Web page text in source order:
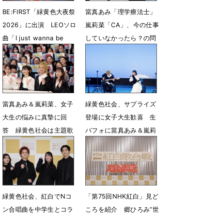
BE:FIRST「緑黄色大夜祭
2026」に出演 LEOソロ
曲「I just wanna be
myself」SPコラボ
4月27日 17時29分
當真あみ「理学療法士」
嵐莉菜「CA」、今の仕事
していなかったら？の問
3月4日 08時58分
當真あみ＆嵐莉菜、女子
大生の悩みに真摯に回
答 緑黄色社会は主題歌
を生披露
3月4日 08時44分
緑黄色社会、サプライズ
登場に女子大生歓喜 生
パフォに當真あみ＆嵐莉
菜も感動 「鳥肌が」
3月4日 08時29分
緑黄色社会、紅白でNコ
ン合唱曲を中学生とコラ
「第75回NHK紅白」見ど
ころを紹介 郷ひろみ“世